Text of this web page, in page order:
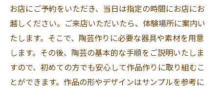
お店にご予約をいただき、当日は指定の時間にお店にお
越しください。ご来店いただいたら、体験場所に案内い
たします。そこで、陶芸作りに必要な器具や素材を用意
します。その後、陶芸の基本的な手順をご説明いたしま
すので、初めての方でも安心して作品作りに取り組むこ
とができます。作品の形やデザインはサンプルを参考に